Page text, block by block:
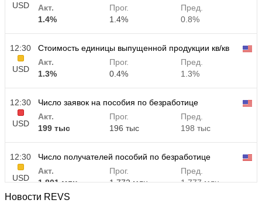
USD
Акт.
1.4%
Прог.
1.4%
Пред.
0.8%
12:30
USD
Стоимость единицы выпущенной продукции кв/кв
Акт.
1.3%
Прог.
0.4%
Пред.
1.3%
12:30
USD
Число заявок на пособия по безработице
Акт.
199 тыс
Прог.
196 тыс
Пред.
198 тыс
12:30
USD
Число получателей пособий по безработице
Акт.
1.801 млн
Прог.
1.772 млн
Пред.
1.777 млн
Новости REVS